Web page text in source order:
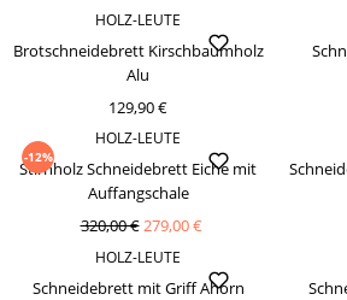
HOLZ-LEUTE
Brotschneidebrett Kirschbaumholz
Alu
129,90 €
-12%
HOLZ-LEUTE
Stirnholz Schneidebrett Eiche mit
Auffangschale
320,00 €279,00 €
HOLZ-LEUTE
Schneidebrett mit Griff Ahorn